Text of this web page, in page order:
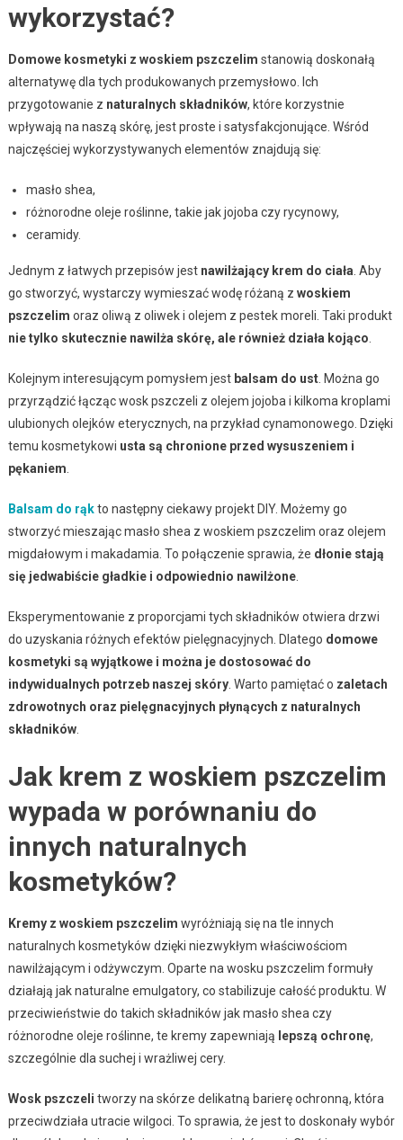
wykorzystać?
Domowe kosmetyki z woskiem pszczelim stanowią doskonałą
alternatywę dla tych produkowanych przemysłowo. Ich
przygotowanie z naturalnych składników, które korzystnie
wpływają na naszą skórę, jest proste i satysfakcjonujące. Wśród
najczęściej wykorzystywanych elementów znajdują się:
masło shea,
różnorodne oleje roślinne, takie jak jojoba czy rycynowy,
ceramidy.
Jednym z łatwych przepisów jest nawilżający krem do ciała . Aby
go stworzyć, wystarczy wymieszać wodę różaną z woskiem
pszczelim oraz oliwą z oliwek i olejem z pestek moreli. Taki produkt
nie tylko skutecznie nawilża skórę, ale również działa kojąco
Kolejnym interesującym pomysłem jest balsam do ust. Można go
przyrządzić łącząc wosk pszczeli z olejem jojoba i kilkoma kroplami
ulubionych olejków eterycznych, na przykład cynamonowego. Dzięki
temu kosmetykowi usta są chronione przed wysuszeniem i
pękaniem
Balsam do rąkto następny ciekawy projekt DIY. Możemy go
stworzyć mieszając masło shea z woskiem pszczelim oraz olejem
migdałowym i makadamia. To połączenie sprawia, że dłonie stają
się jedwabiście gładkie i odpowiednio nawilżone.
Eksperymentowanie z proporcjami tych składników otwiera drzwi
do uzyskania różnych efektów pielęgnacyjnych. Dlatego domowe
kosmetyki są wyjątkowe i można je dostosować do
indywidualnych potrzeb naszej skóry. Warto pamiętać o zaletach
zdrowotnych oraz pielęgnacyjnych płynących z naturalnych
składników.
Jak krem z woskiem pszczelim
wypada w porównaniu do
innych naturalnych
kosmetyków?
Kremy z woskiem pszczelim wyróżniają się na tle innych
naturalnych kosmetyków dzięki niezwykłym właściwościom
nawilżającym i odżywczym. Oparte na wosku pszczelim formuły
działają jak naturalne emulgatory, co stabilizuje całość produktu. W
przeciwieństwie do takich składników jak masło shea czy
różnorodne oleje roślinne, te kremy zapewniają lepszą ochronę,
szczególnie dla suchej i wrażliwej cery.
Wosk pszczeli tworzy na skórze delikatną barierę ochronną, która
przeciwdziała utracie wilgoci. To sprawia, że jest to doskonały wybór